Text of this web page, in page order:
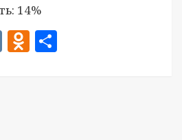
14%
VKOdnoklassniki